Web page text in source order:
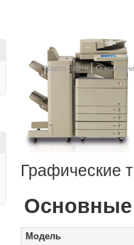
Карта сайта О
Графические
Основные
Модель